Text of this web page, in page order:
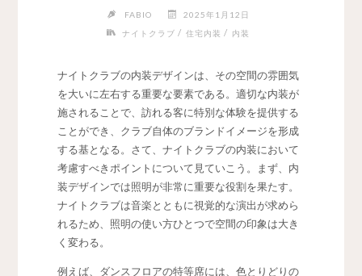
FABIO
2025年1月12日
ナイトクラブ / 住宅内装 / 内装
ナイトクラブの内装デザインは、その空間の雰囲気
を大いに左右する重要な要素である。 適切な内装が
施されることで、訪れる客に特別な体験を提供する
ことができ、クラブ自体のブランドイメージを形成
する基となる。さて、ナイトクラブの内装において
考慮すべきポイントについて見ていこう。まず、内
装デザインでは照明が非常に重要な役割を果たす。
ナイトクラブは音楽とともに視覚的な演出が求めら
れるため、照明の使い方ひとつで空間の印象は大き
く変わる。
例えば、ダンスフロアの特等席には、色とりどりの